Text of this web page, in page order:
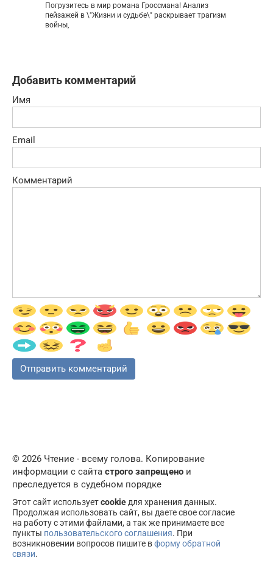
Погрузитесь в мир романа Гроссмана! Анализ
пейзажей в \"Жизни и судьбе\" раскрывает трагизм
войны,
Добавить комментарий
Имя
Email
Комментарий
© 2026 Чтение - всему голова. Копирование
информации с сайта строго запрещено и
преследуется в судебном порядке
Этот сайт используетcookieдля хранения данных.
Продолжая использовать сайт, вы даете свое согласие
на работу с этими файлами, а так же принимаете все
пункты пользовательского соглашения. При
возникновении вопросов пишите вформу обратной
связи.